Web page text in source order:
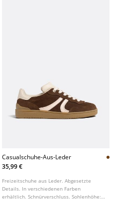
Casualschuhe-Aus-Leder
35,99 €
Freizeitschuhe aus Leder. Abgesetzte
Details. In verschiedenen Farben
erhältlich. Schnürverschluss. Sohlenhöhe: